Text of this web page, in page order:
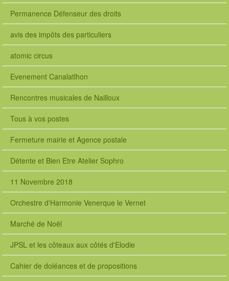
Permanence Défenseur des droits
avis des impôts des particuliers
atomic circus
Evenement Canalatlhon
Rencontres musicales de Nailloux
Tous à vos postes
Fermeture mairie et Agence postale
Détente et Bien Etre Atelier Sophro
11 Novembre 2018
Orchestre d'Harmonie Venerque le Vernet
Marché de Noël
JPSL et les côteaux aux côtés d'Elodie
Cahier de doléances et de propositions